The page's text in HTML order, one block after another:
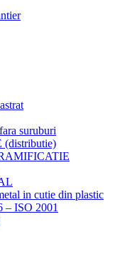
suruburi
in cutie din plastic
– ISO 2001